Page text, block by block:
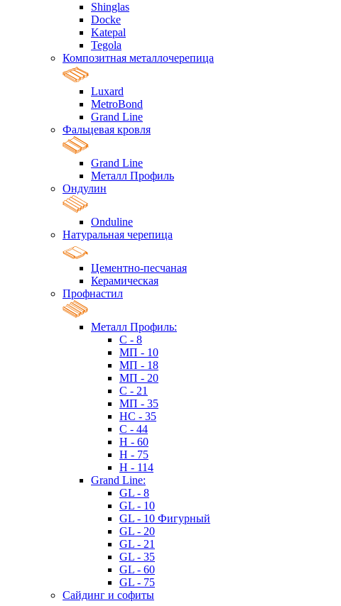
Shinglas
Docke
Katepal
Tegola
Композитная металлочерепица
Luxard
MetroBond
Grand Line
Фальцевая кровля
Grand Line
Металл Профиль
Ондулин
Onduline
Натуральная черепица
Цементно-песчаная
Керамическая
Профнастил
Металл Профиль:
C - 8
МП - 10
МП - 18
МП - 20
C - 21
МП - 35
HC - 35
C - 44
H - 60
H - 75
H - 114
Grand Line:
GL - 8
GL - 10
GL - 10 Фигурный
GL - 20
GL - 21
GL - 35
GL - 60
GL - 75
Сайдинг и софиты